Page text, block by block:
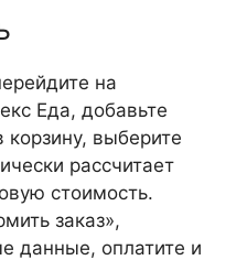
на
Еда, добавьте
выберите
рассчитает
стоимость.
заказ»,
данные, оплатите и